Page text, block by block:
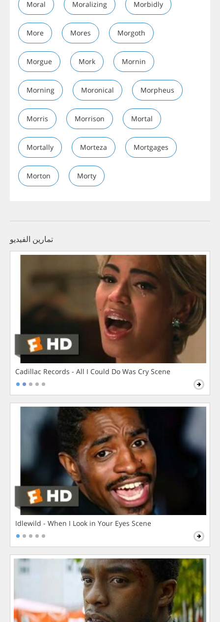
Moral Moralizing Morbidly
More Mores Morgoth
Morgue Mork Mornin
Morning Moronical Morpheus
Morris Morrison Mortal
Mortally Morteza Mortgages
Morton Morty
تمارين الفيديو
Cadillac Records - All I Could Do Was Cry Scene
Idlewild - When I Look in Your Eyes Scene